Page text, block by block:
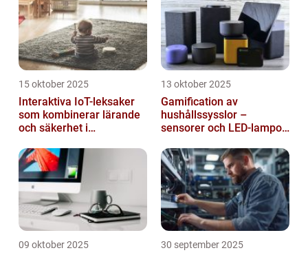
15 oktober 2025
Interaktiva IoT-leksaker
som kombinerar lärande
och säkerhet i
13 oktober 2025
Gamification av
hushållssysslor –
sensorer och LED-lampor
09 oktober 2025 30 september 2025